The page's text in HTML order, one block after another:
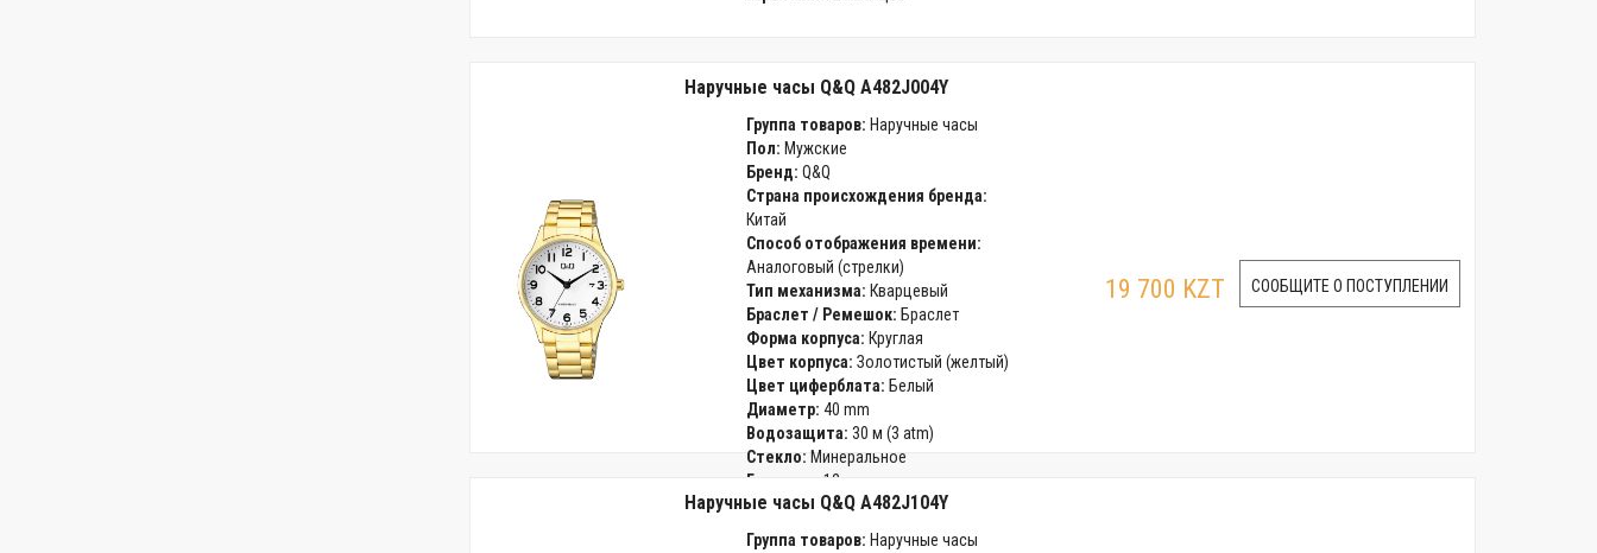
Наручные часы Q&Q A482J004Y
Группа товаров: Наручные часы
Пол: Мужские
Бренд: Q&Q
Страна происхождения бренда:
Китай
Способ отображения времени:
Аналоговый (стрелки)
Тип механизма: Кварцевый
Браслет / Ремешок: Браслет
Форма корпуса: Круглая
Цвет корпуса: Золотистый (желтый)
Цвет циферблата: Белый
Диаметр: 40 mm
Водозащита: 30 м (3 atm)
Стекло: Минеральное
Гарантия:
12 месяцев
19 700 KZT СООБЩИТЕ О ПОСТУПЛЕНИИ
Наручные часы Q&Q A482J104Y
Группа товаров: Наручные часы